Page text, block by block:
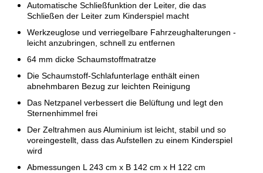
Automatische Schließfunktion der Leiter, die das
Schließen der Leiter zum Kinderspiel macht
Werkzeuglose und verriegelbare Fahrzeughalterungen -
leicht anzubringen, schnell zu entfernen
64 mm dicke Schaumstoffmatratze
Die Schaumstoff-Schlafunterlage enthält einen
abnehmbaren Bezug zur leichten Reinigung
Das Netzpanel verbessert die Belüftung und legt den
Sternenhimmel frei
Der Zeltrahmen aus Aluminium ist leicht, stabil und so
voreingestellt, dass das Aufstellen zu einem Kinderspiel
wird
Abmessungen L 243 cm x B 142 cm x H 122 cm